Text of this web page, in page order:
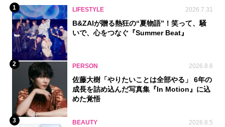
1 LIFESTYLE 2026.7.31
B&ZAIが贈る熱狂の“夏物語”！笑って、騒
いで、心をつなぐ『Summer Beat』
2 PERSON 2026.8.6
佐藤大樹「やりたいことは全部やる」 6年の
成長を詰め込んだ写真集『In Motion』に込
めた覚悟
3 BEAUTY 2026.8.5